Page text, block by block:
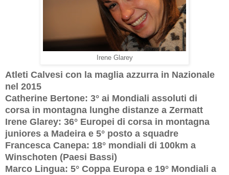
Irene Glarey
Atleti Calvesi con la maglia azzurra in Nazionale
nel 2015
Catherine Bertone: 3° ai Mondiali assoluti di
corsa in montagna lunghe distanze a Zermatt
Irene Glarey: 36° Europei di corsa in montagna
juniores a Madeira e 5° posto a squadre
Francesca Canepa: 18° mondiali di 100km a
Winschoten (Paesi Bassi)
Marco Lingua: 5° Coppa Europa e 19° Mondiali a